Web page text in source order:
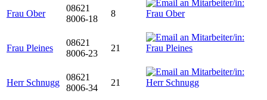
Frau Ober
08621
8006-18
8
Frau Pleines
08621
8006-23
21
Herr Schnugg
08621
8006-34
21